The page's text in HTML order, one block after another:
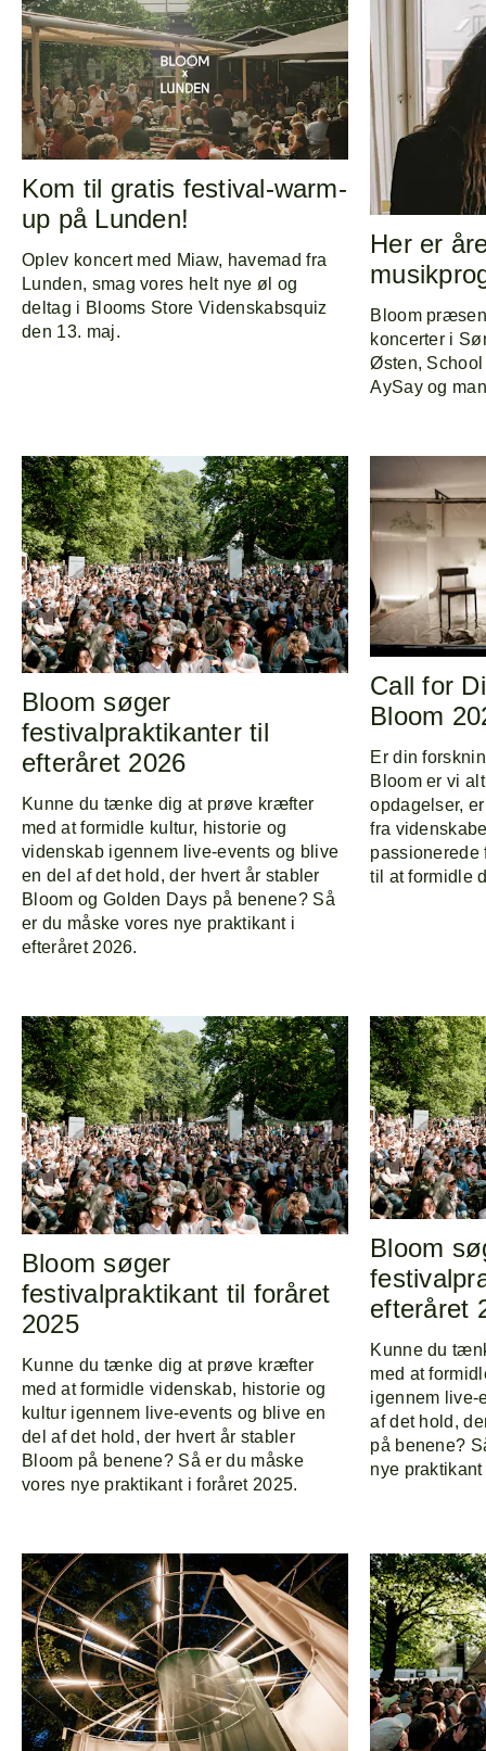
Kom til gratis festival-warm-
up på Lunden!
Oplev koncert med Miaw, havemad fra
Lunden, smag vores helt nye øl og
deltag i Blooms Store Videnskabsquiz
den 13. maj.
Her er
Bloom
koncerter i
Østen,
AySay og
Bloom søger
festivalpraktikanter til
efteråret 2026
Kunne du tænke dig at prøve kræfter
med at formidle kultur, historie og
videnskab igennem live-events og blive
en del af det hold, der hvert år stabler
Bloom og Golden Days på benene? Så
er du måske vores nye praktikant i
efteråret 2026.
Call for
Bloom
Er din
Bloom er vi
opdagelser,
fra
passionerede
til at formidle
Bloom søger
festivalpraktikant til foråret
2025
Kunne du tænke dig at prøve kræfter
med at formidle videnskab, historie og
kultur igennem live-events og blive en
del af det hold, der hvert år stabler
Bloom på benene? Så er du måske
vores nye praktikant i foråret 2025.
Bloom
efteråret
Kunne du
med at
igennem live-
af det hold,
på benene?
nye